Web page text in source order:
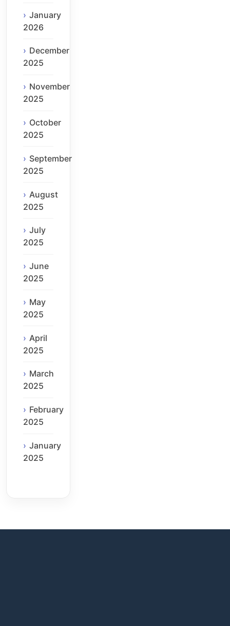
January
2026
December
2025
November
2025
October
2025
September
2025
August
2025
July
2025
June
2025
May
2025
April
2025
March
2025
February
2025
January
2025